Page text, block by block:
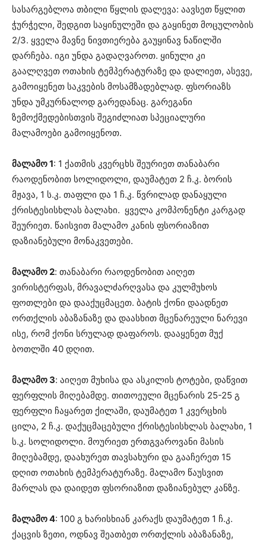
სასარგებლოა თბილი წყლის დალევა: აავსეთ წყლით
ჭურჭელი, შედგით საყინულეში და გაყინეთ მოცულობის
2/3. ყველა მავნე ნივთიერება გაუყინავ ნაწილში
დარჩება. იგი უნდა გადაღვაროთ. ყინული კი
გაალღვეთ ოთახის ტემპერატურაზე და დალიეთ, ასევე,
გამოიყენეთ საკვების მოსამზადებლად. ფსორიაზს
უნდა უმკურნალოდ გარედანაც. გარეგანი
ზემოქმედებისთვის შეგიძლიათ სპეციალური
მალამოები გამოიყენოთ.
მალამო 1: 1 ქათმის კვერცხს შეურიეთ თანაბარი
რაოდენობით სოლიდოლი, დაუმატეთ 2 ჩ.კ. ბორის
მჟავა, 1 ს.კ. თაფლი და 1 ჩ.კ. წვრილად დანაყული
ქრისტესისხლას ბალახი. ყველა კომპონენტი კარგად
შეურიეთ. წაისვით მალამო კანის ფსორიაზით
დაზიანებული მონაკვეთები.
მალამო 2: თანაბარი რაოდენობით აიღეთ
ვირისტერფას, მრავალძარღვასა და კულმუხოს
ფოთლები და დააქუცმაცეთ. ბატის ქონი დაადნეთ
ორთქლის აბაზანაზე და დაასხით მცენარეული ნარევი
ისე, რომ ქონი სრულად დაფაროს. დააყენეთ მუქ
ბოთლში 40 დღით.
მალამო 3: აიღეთ მუხისა და ასკილის ტოტები, დაწვით
ფერფლის მიღებამდე. თითოეული მცენარის 25-25 გ
ფერფლი ჩაყარეთ ქილაში, დაუმატეთ 1 კვერცხის
ცილა, 2 ჩ.კ. დაქუცმაცებული ქრისტესისხლას ბალახი, 1
ს.კ. სოლიდოლი. მოურიეთ ერთგვაროვანი მასის
მიღებამდე, დაახურეთ თავსახური და გააჩერეთ 15
დღით ოთახის ტემპერატურაზე. მალამო წაუსვით
მარლას და დაიდეთ ფსორიაზით დაზიანებულ კანზე.
მალამო 4: 100 გ ხარისხიან კარაქს დაუმატეთ 1 ჩ.კ.
ქაცვის ზეთი, ოდნავ შეათბეთ ორთქლის აბაზანაზე,